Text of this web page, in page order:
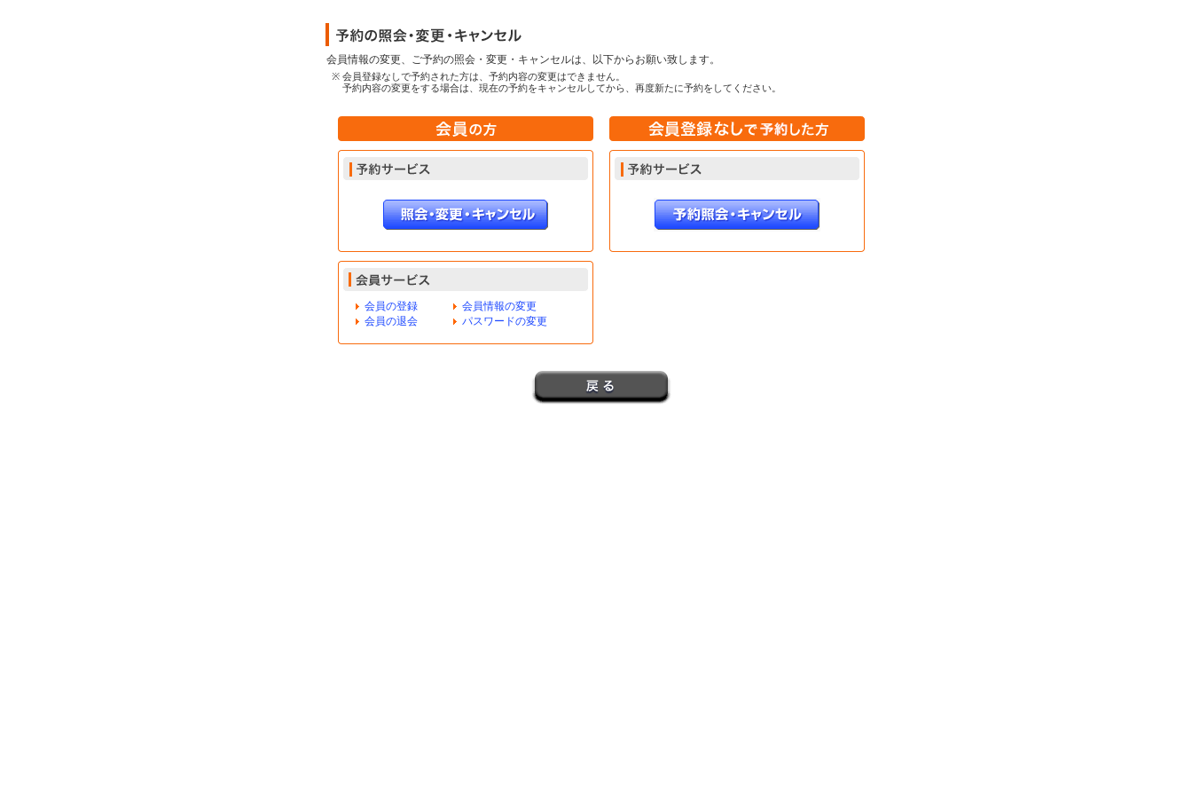
会員情報の変更、ご予約の照会・変更・キャンセルは、以下からお願い致します。
※ 会員登録なしで予約された方は、予約内容の変更はできません。
予約内容の変更をする場合は、現在の予約をキャンセルしてから、再度新たに予約をしてください。
会員の登録
会員情報の変更
会員の退会
パスワードの変更